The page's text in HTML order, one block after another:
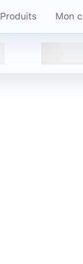
Produits Mon